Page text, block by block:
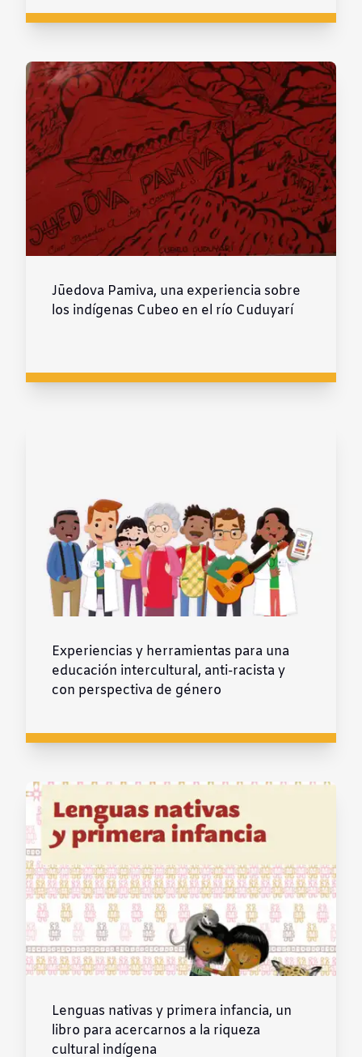
Jūedova Pamiva, una experiencia sobre
los indígenas Cubeo en el río Cuduyarí
Experiencias y herramientas para una
educación intercultural, anti-racista y
con perspectiva de género
Lenguas nativas y primera infancia, un
libro para acercarnos a la riqueza
cultural indígena